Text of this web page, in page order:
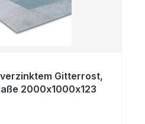
Gitterrost,
2000x1000x123